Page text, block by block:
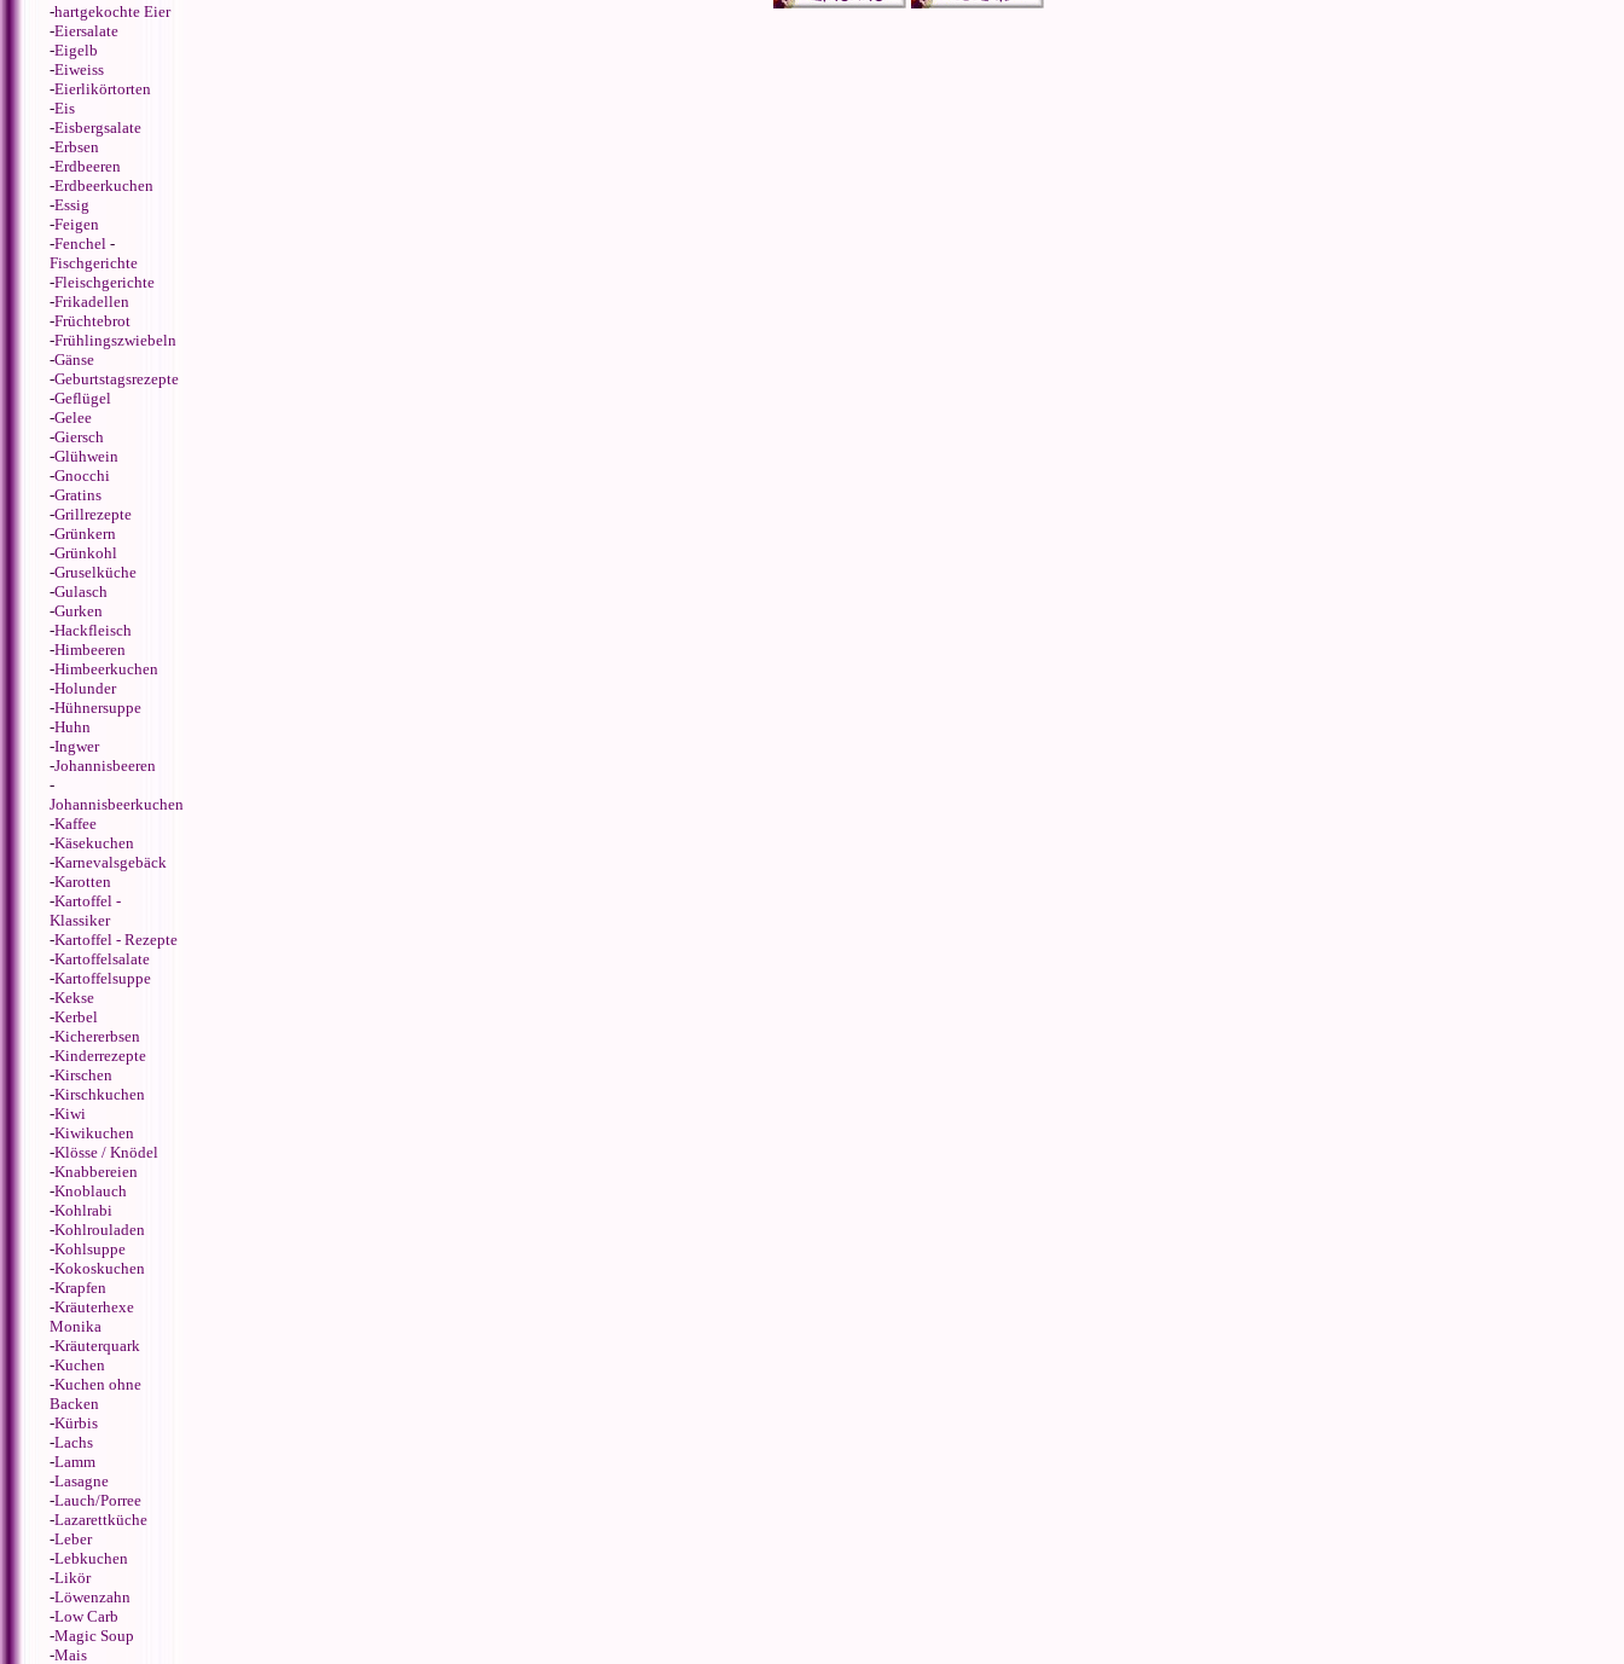
-hartgekochte Eier
-Eiersalate
-Eigelb
-Eiweiss
-Eierlikörtorten
-Eis
-Eisbergsalate
-Erbsen
-Erdbeeren
-Erdbeerkuchen
-Essig
-Feigen
-Fenchel -
Fischgerichte
-Fleischgerichte
-Frikadellen
-Früchtebrot
-Frühlingszwiebeln
-Gänse
-Geburtstagsrezepte
-Geflügel
-Gelee
-Giersch
-Glühwein
-Gnocchi
-Gratins
-Grillrezepte
-Grünkern
-Grünkohl
-Gruselküche
-Gulasch
-Gurken
-Hackfleisch
-Himbeeren
-Himbeerkuchen
-Holunder
-Hühnersuppe
-Huhn
-Ingwer
-Johannisbeeren
-
Johannisbeerkuchen
-Kaffee
-Käsekuchen
-Karnevalsgebäck
-Karotten
-Kartoffel -
Klassiker
-Kartoffel - Rezepte
-Kartoffelsalate
-Kartoffelsuppe
-Kekse
-Kerbel
-Kichererbsen
-Kinderrezepte
-Kirschen
-Kirschkuchen
-Kiwi
-Kiwikuchen
-Klösse / Knödel
-Knabbereien
-Knoblauch
-Kohlrabi
-Kohlrouladen
-Kohlsuppe
-Kokoskuchen
-Krapfen
-Kräuterhexe
Monika
-Kräuterquark
-Kuchen
-Kuchen ohne
Backen
-Kürbis
-Lachs
-Lamm
-Lasagne
-Lauch/Porree
-Lazarettküche
-Leber
-Lebkuchen
-Likör
-Löwenzahn
-Low Carb
-Magic Soup
-Mais